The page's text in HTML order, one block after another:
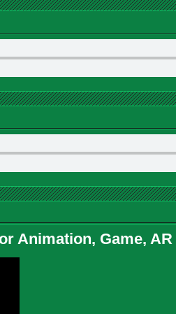
Animation, Game, AR